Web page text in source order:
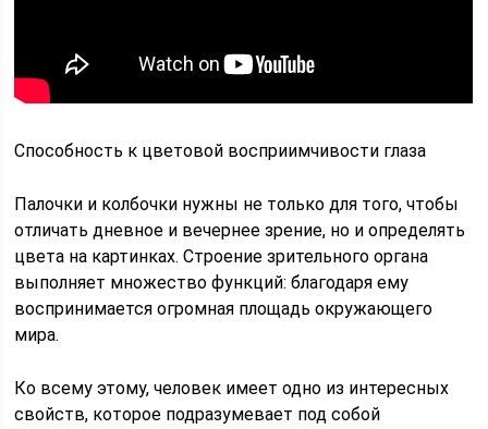
Способность к цветовой восприимчивости глаза
Палочки и колбочки нужны не только для того, чтобы
отличать дневное и вечернее зрение, но и определять
цвета на картинках. Строение зрительного органа
выполняет множество функций: благодаря ему
воспринимается огромная площадь окружающего
мира.
Ко всему этому, человек имеет одно из интересных
свойств, которое подразумевает под собой